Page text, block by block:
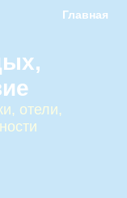
Главная
отели,